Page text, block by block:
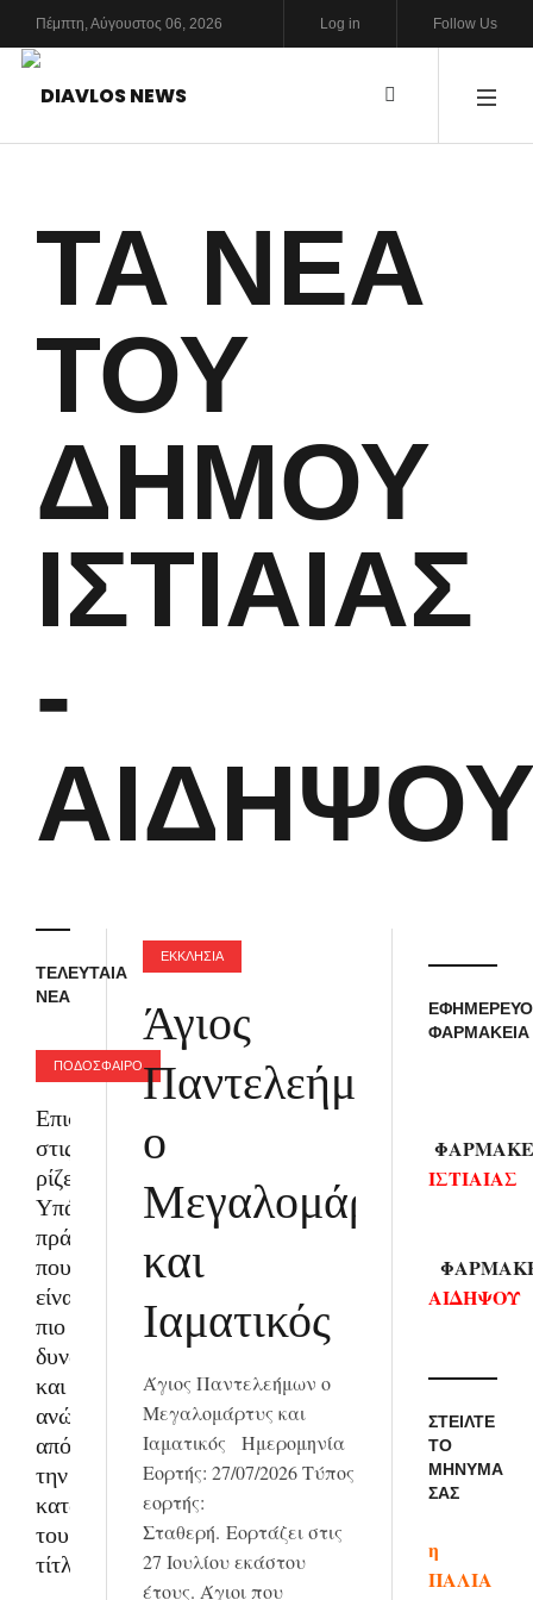
Πέμπτη,Αύγουστος 06, 2026 Follow Us
Log in
ΤΑ ΝΈΑ
ΤΟΥ
ΔΉΜΟΥ
ΙΣΤΙΑΊΑΣ
-
ΤΕΛΕΥΤΑΙΑ
ΝΕΑ
ΠΟΔΟΣΦΑΙΡΟ
Επιστροφή
στις
ρίζες:
Υπάρχουν
πράγματα
που
είναι
πιο
δυνατά
και
ανώτερα
από
την
κατάκτηση
του
τίτλου
ΕΚΚΛΗΣΙΑ
Άγιος
Παντελεήμων
ο
Μεγαλομάρτυς
και
Ιαματικός
Άγιος Παντελεήμων ο
Μεγαλομάρτυς και
Ιαματικός Ημερομηνία
Εορτής: 27/07/2026 Τύπος
εορτής:
Σταθερή. Εορτάζει στις
27 Ιουλίου εκάστου
έτους. Άγιοι που
ΦΑΡΜΑΚΕΙΑ
ΙΣΤΙΑΙΑΣ
ΑΙΔΗΨΟΥ
ΣΤΕΊΛΤΕ
ΤΟ
ΜΉΝΥΜΆ
ΣΑΣ
η
ΠΑΛΙΑ